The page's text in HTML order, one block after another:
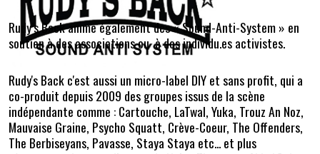
Rudy’s Back anime également des « Sound-Anti-System » en
soutien à des associations ou à des individu.es activistes.
Rudy's Back c'est aussi un micro-label DIY et sans profit, qui a
co-produit depuis 2009 des groupes issus de la scène
indépendante comme : Cartouche, LaTwal, Yuka, Trouz An Noz,
Mauvaise Graine, Psycho Squatt, Crève-Coeur, The Offenders,
The Berbiseyans, Pavasse, Staya Staya etc... et plus